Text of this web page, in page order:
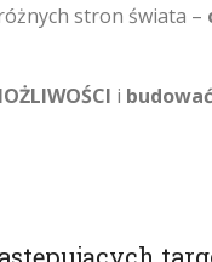
stron świata –
i